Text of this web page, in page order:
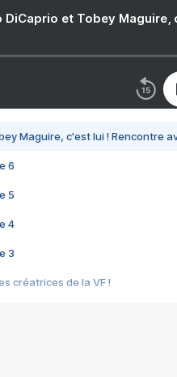
DiCaprio et Tobey
Maguire, c'est lui ! Rencontre
6
5
4
3
créatrices de la VF !